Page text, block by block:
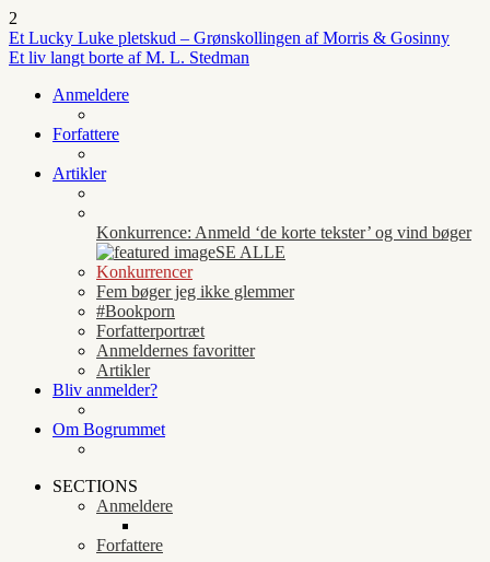
2
Et Lucky Luke pletskud – Grønskollingen af Morris & Gosinny
Et liv langt borte af M. L. Stedman
Anmeldere
Forfattere
Artikler
Konkurrence: Anmeld ‘de korte tekster’ og vind bøger
SE ALLE
Konkurrencer
Fem bøger jeg ikke glemmer
#Bookporn
Forfatterportræt
Anmeldernes favoritter
Artikler
Bliv anmelder?
Om Bogrummet
SECTIONS
Anmeldere
Forfattere